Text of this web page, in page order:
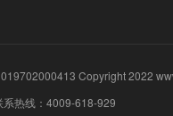
Copyright 2022
系热线： 4009-618-929